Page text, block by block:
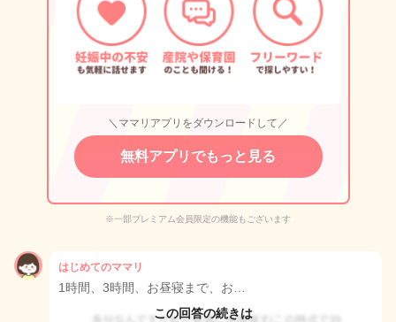
＼ママリアプリをダウンロードして／
無料アプリでもっと見る
※一部プレミアム会員限定の機能もございます
はじめてのママリ
1時間、3時間、お昼寝まで、お…
この回答の続きは